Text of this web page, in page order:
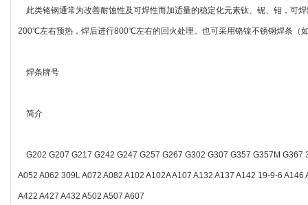
此类铬钢通常为改善耐蚀性及可焊性而加适量的稳定化元素钛、铌、钼，可
200℃左右预热，焊后进行800℃左右的回火处理。也可采用铬镍不锈钢焊条（
焊条牌号
简介
G202 G207 G217 G242 G247 G257 G267 G302 G307 G357 G357M
A052 A062 309L A072 A082 A102 A102A A107 A132 A137 A142 19-9-6
A422 A427 A432 A502 A507 A607